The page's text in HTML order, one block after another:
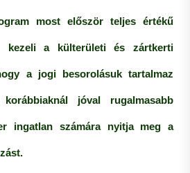
most először teljes értékű
kezeli a külterületi és zártkerti
a jogi besorolásuk tartalmaz
jóval rugalmasabb
ingatlan számára nyitja meg a